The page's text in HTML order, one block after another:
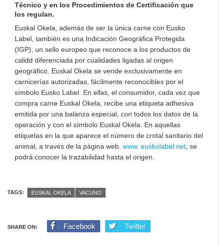
Técnico y en los Procedimientos de Certiﬁcación que
los regulan.
Euskal Okela, además de ser la única carne con Eusko
Label, también es una Indicación Geográﬁca Protegida
(IGP), un sello europeo que reconoce a los productos de
calidd diferenciada por cualidades ligadas al origen
geográﬁco. Euskal Okela se vende exclusivamente en
carnicerías autorizadas, fácilmente reconocibles por el
símbolo Eusko Label. En ellas, el consumidor, cada vez que
compra carne Euskal Okela, recibe una etiqueta adhesiva
emitida por una balanza especial, con todos los datos de la
operación y con el símbolo Euskal Okela. En aquellas
etiquetas en la que aparece el número de crotal sanitario del
animal, a través de la página web. www. euskolabel.net , se
podrá conocer la trazabilidad hasta el origen.
TAGS: EUSKAL OKELA VACUNO
SHARE ON: Facebook Twitter